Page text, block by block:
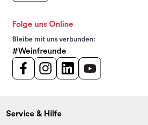
Folge uns Online
Bleibe mit uns verbunden:
#Weinfreunde
Service & Hilfe